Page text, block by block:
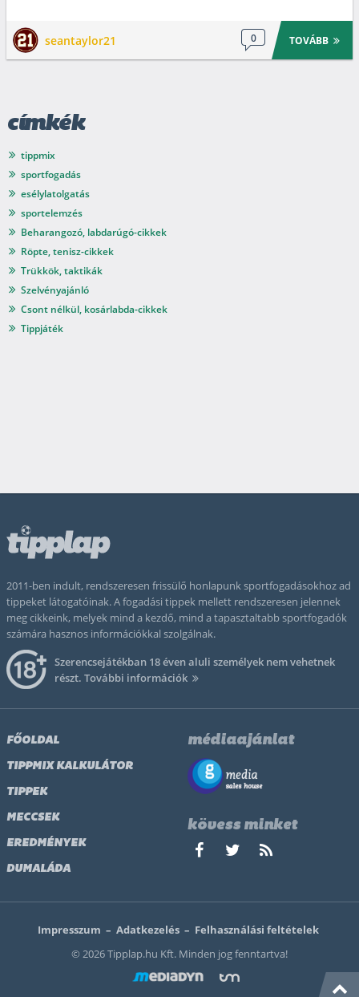
seantaylor21 0 TOVÁBB
címkék
tippmix
sportfogadás
esélylatolgatás
sportelemzés
Beharangozó, labdarúgó-cikkek
Röpte, tenisz-cikkek
Trükkök, taktikák
Szelvényajánló
Csont nélkül, kosárlabda-cikkek
Tippjáték
2011-ben indult, rendszeresen frissülő honlapunk sportfogadásokhoz ad
tippeket látogatóinak. A fogadási tippek mellett rendszeresen jelennek
meg cikkeink, melyek mind a kezdő, mind a tapasztaltabb sportfogadók
számára hasznos információkkal szolgálnak.
Szerencsejátékban 18 éven aluli személyek nem vehetnek
részt. További információk
FŐOLDAL
TIPPMIX KALKULÁTOR
TIPPEK
MECCSEK
EREDMÉNYEK
DUMALÁDA
médiaajánlat
kövess minket
Impresszum – Adatkezelés – Felhasználási feltételek
© 2026 Tipplap.hu Kft. Minden jog fenntartva!